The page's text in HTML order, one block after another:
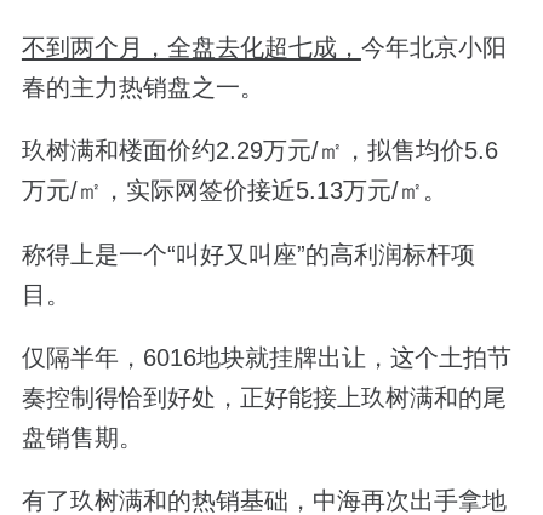
不到两个月，全盘去化超七成， 今年北京小阳
春的主力热销盘之一。
玖树满和楼面价约2.29万元/㎡，拟售均价5.6
万元/㎡，实际网签价接近5.13万元/㎡。
称得上是一个“叫好又叫座”的高利润标杆项
目。
仅隔半年，6016地块就挂牌出让，这个土拍节
奏控制得恰到好处，正好能接上玖树满和的尾
盘销售期。
有了玖树满和的热销基础，中海再次出手拿地